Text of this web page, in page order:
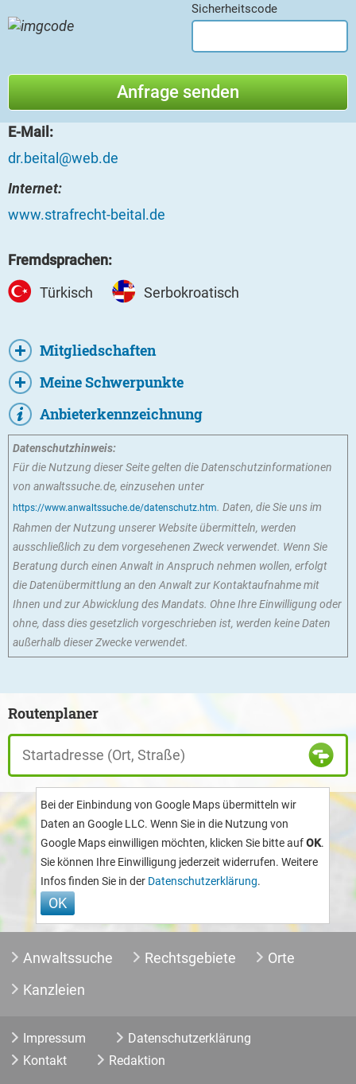
Sicherheitscode
E-Mail:
dr.beital@web.de
Internet:
www.strafrecht-beital.de
Fremdsprachen:
Türkisch
Serbokroatisch
Mitgliedschaften
Meine Schwerpunkte
Anbieterkennzeichnung
Datenschutzhinweis:
Für die Nutzung dieser Seite gelten die Datenschutzinformationen
von anwaltssuche.de, einzusehen unter
https://www.anwaltssuche.de/datenschutz.htm. Daten, die Sie uns im
Rahmen der Nutzung unserer Website übermitteln, werden
ausschließlich zu dem vorgesehenen Zweck verwendet. Wenn Sie
Beratung durch einen Anwalt in Anspruch nehmen wollen, erfolgt
die Datenübermittlung an den Anwalt zur Kontaktaufnahme mit
Ihnen und zur Abwicklung des Mandats. Ohne Ihre Einwilligung oder
ohne, dass dies gesetzlich vorgeschrieben ist, werden keine Daten
außerhalb dieser Zwecke verwendet.
Routenplaner
Bei der Einbindung von Google Maps übermitteln wir
Daten an Google LLC. Wenn Sie in die Nutzung von
Google Maps einwilligen möchten, klicken Sie bitte aufOK.
Sie können Ihre Einwilligung jederzeit widerrufen. Weitere
Infos finden Sie in der Datenschutzerklärung.
Anwaltssuche Rechtsgebiete
Orte
Kanzleien
Impressum
Datenschutzerklärung
Kontakt
Redaktion